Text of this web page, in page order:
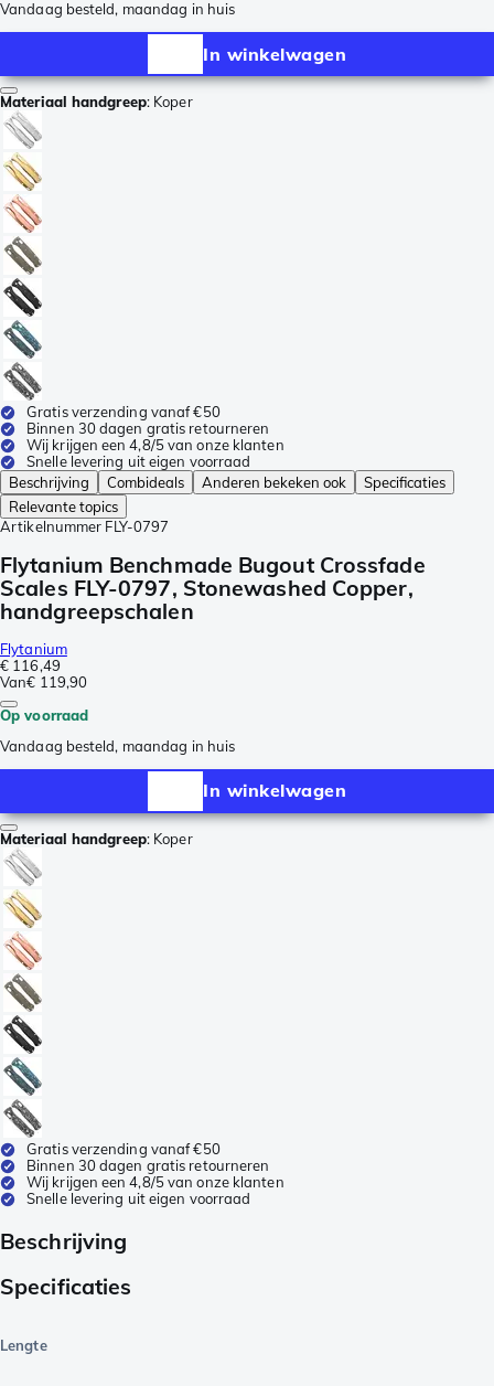
Vandaag besteld, maandag in huis
In winkelwagen
Materiaal handgreep: Koper
Gratis verzending vanaf €50
Binnen 30 dagen gratis retourneren
Wij krijgen een 4,8/5 van onze klanten
Snelle levering uit eigen voorraad
Beschrijving
Combideals Anderen bekeken ook
Specificaties
Relevante topics
Artikelnummer FLY-0797
Flytanium Benchmade Bugout Crossfade
Scales FLY-0797, Stonewashed Copper,
handgreepschalen
Flytanium
€ 116,49
Van€ 119,90
Op voorraad
Vandaag besteld, maandag in huis
In winkelwagen
Materiaal handgreep: Koper
Gratis verzending vanaf €50
Binnen 30 dagen gratis retourneren
Wij krijgen een 4,8/5 van onze klanten
Snelle levering uit eigen voorraad
Beschrijving
Specificaties
Lengte